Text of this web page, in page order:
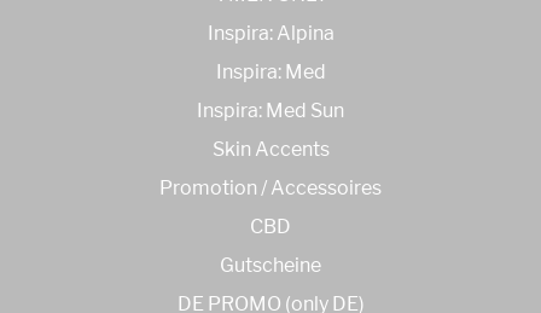
Inspira: Alpina
Inspira: Med
Inspira: Med Sun
Skin Accents
Promotion / Accessoires
CBD
Gutscheine
DE PROMO (only DE)